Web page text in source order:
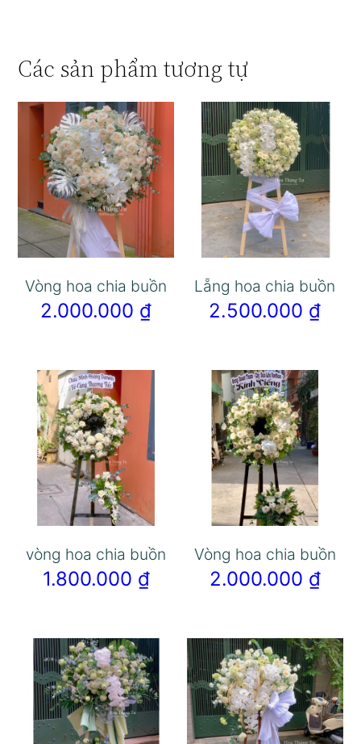
Các sản phẩm tương tự
Vòng hoa chia buồn
2.000.000 ₫
Lẵng hoa chia buồn
2.500.000 ₫
vòng hoa chia buồn
1.800.000 ₫
Vòng hoa chia buồn
2.000.000 ₫